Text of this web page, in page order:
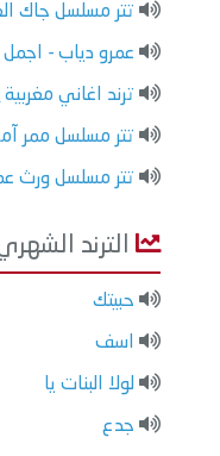
تتر مسلسل جاك
عمرو دياب -
ترند اغاني
تتر مسلسل ممر
تتر مسلسل ورث
الترند
حبيتك
اسف
لولا البنات يا
جدع